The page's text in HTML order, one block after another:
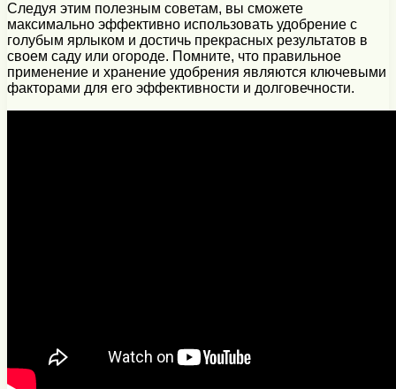
Следуя этим полезным советам, вы сможете
максимально эффективно использовать удобрение с
голубым ярлыком и достичь прекрасных результатов в
своем саду или огороде. Помните, что правильное
применение и хранение удобрения являются ключевыми
факторами для его эффективности и долговечности.